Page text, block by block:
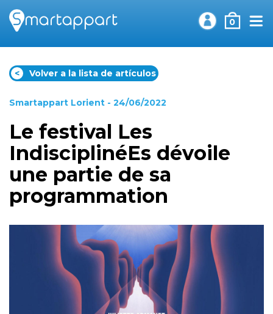
0
< Volver a la lista de artículos
Smartappart Lorient - 24/06/2022
Le festival Les
IndisciplinéEs dévoile
une partie de sa
programmation